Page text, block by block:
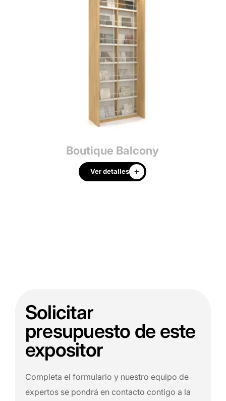
Boutique Balcony
Ver detalles
Solicitar
presupuesto de este
expositor
Completa el formulario y nuestro equipo de
expertos se pondrá en contacto contigo a la